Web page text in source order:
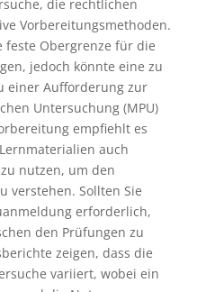
die rechtlichen
Vorbereitungsmethoden.
feste Obergrenze für die
jedoch könnte eine zu
einer Aufforderung zur
Untersuchung (MPU)
empfiehlt es
auch
nutzen, um den
verstehen. Sollten Sie
erforderlich,
den Prüfungen zu
zeigen, dass die
variiert, wobei ein